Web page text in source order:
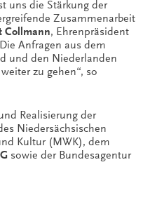
uns die Stärkung der
Zusammenarbeit
Collmann, Ehrenpräsident
Anfragen aus dem
und den Niederlanden
zu gehen“, so
Realisierung der
Niedersächsischen
Kultur (MWK), dem
sowie der Bundesagentur